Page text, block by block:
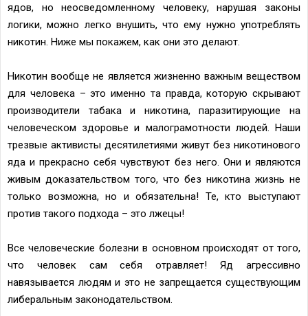
ядов, но неосведомленному человеку, нарушая законы
логики, можно легко внушить, что ему нужно употреблять
никотин. Ниже мы покажем, как они это делают.
Никотин вообще не является жизненно важным веществом
для человека – это именно та правда, которую скрывают
производители табака и никотина, паразитирующие на
человеческом здоровье и малограмотности людей. Наши
трезвые активисты десятилетиями живут без никотинового
яда и прекрасно себя чувствуют без него. Они и являются
живым доказательством того, что без никотина жизнь не
только возможна, но и обязательна! Те, кто выступают
против такого подхода – это лжецы!
Все человеческие болезни в основном происходят от того,
что человек сам себя отравляет! Яд агрессивно
навязывается людям и это не запрещается существующим
либеральным законодательством.